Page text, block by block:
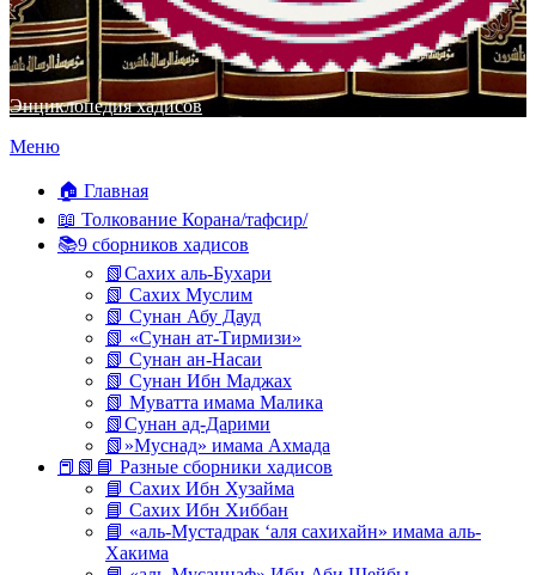
Энциклопедия хадисов
Перейти
содержимому
Меню
🏠 Главная
📖 Толкование Корана/тафсир/
📚9 сборников хадисов
📗Сахих аль-Бухари
📗 Сахих Муслим
📗 Сунан Абу Дауд
📗 «Сунан ат-Тирмизи»
📗 Сунан ан-Насаи
📗 Сунан Ибн Маджах
📗 Муватта имама Малика
📗Сунан ад-Дарими
📗»Муснад» имама Ахмада
📕📗📘 Разные сборники хадисов
📘 Сахих Ибн Хузайма
📘 Сахих Ибн Хиббан
📘 «аль-Мустадрак ‘аля сахихайн» имама аль-
Хакима